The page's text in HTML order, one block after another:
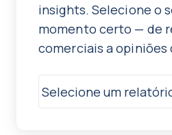
insights. Selecione o
momento certo — de
comerciais a